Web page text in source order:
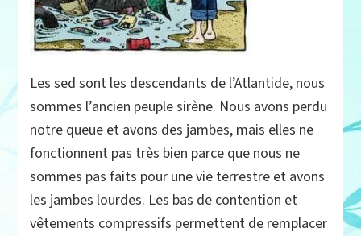
Les sed sont les descendants de l’Atlantide, nous
sommes l’ancien peuple sirène. Nous avons perdu
notre queue et avons des jambes, mais elles ne
fonctionnent pas très bien parce que nous ne
sommes pas faits pour une vie terrestre et avons
les jambes lourdes. Les bas de contention et
vêtements compressifs permettent de remplacer